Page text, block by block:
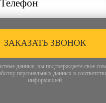
ЗАКАЗАТЬ ЗВОНОК
данные, вы подтверждаете свое
персональных данных в
информацией